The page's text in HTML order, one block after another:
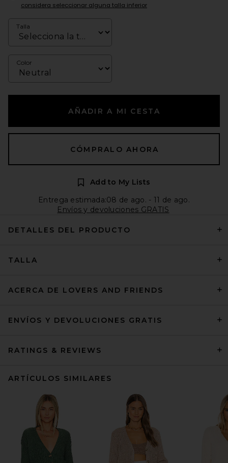
considera seleccionar alguna talla inferior
Talla
Color
AÑADIR A MI CESTA
CÓMPRALO AHORA
Add to My Lists
Entrega estimada:08 de ago. - 11 de ago.
Envíos y devoluciones GRATIS
DETALLES DEL PRODUCTO
TALLA
ACERCA DE LOVERS AND FRIENDS
ENVÍOS Y DEVOLUCIONES GRATIS
RATINGS & REVIEWS
ARTÍCULOS SIMILARES